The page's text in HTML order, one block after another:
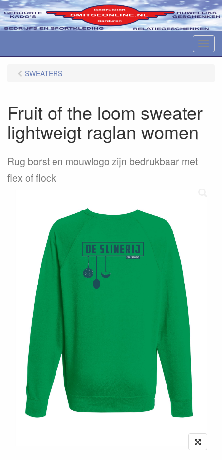
M
e
SWEATERS
Fruit of the loom sweater
lightweigt raglan women
Rug borst en mouwlogo zijn bedrukbaar met
flex of flock